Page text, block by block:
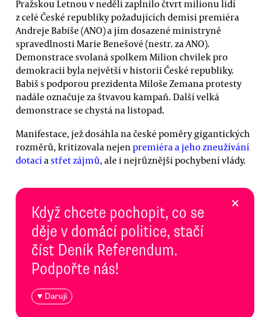
Pražskou Letnou v neděli zaplnilo čtvrt milionu lidí
z celé České republiky požadujících demisi premiéra
Andreje Babiše (ANO) a jím dosazené ministryně
spravedlnosti Marie Benešové (nestr. za ANO).
Demonstrace svolaná spolkem Milion chvilek pro
demokracii byla největší v historii České republiky.
Babiš s podporou prezidenta Miloše Zemana protesty
nadále označuje za štvavou kampaň. Další velká
demonstrace se chystá na listopad.
Manifestace, jež dosáhla na české poměry gigantických
rozměrů, kritizovala nejen premiéra a jeho zneužívání
dotací a střet zájmů, ale i nejrůznější pochybení vlády.
Když chcete pochopit, co se
děje v domácí politice, stačí
číst Deník Referendum.
Podpořte nás!
♥ Daruji
×